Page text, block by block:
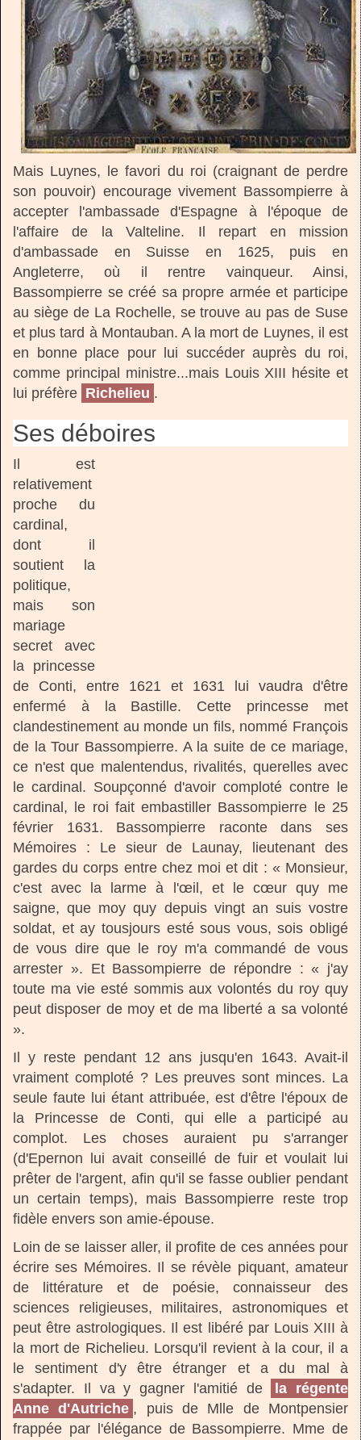
Mais Luynes, le favori du roi (craignant de perdre
son pouvoir) encourage vivement Bassompierre à
accepter l'ambassade d'Espagne à l'époque de
l'affaire de la Valteline. Il repart en mission
d'ambassade en Suisse en 1625, puis en
Angleterre, où il rentre vainqueur. Ainsi,
Bassompierre se créé sa propre armée et participe
au siège de La Rochelle, se trouve au pas de Suse
et plus tard à Montauban. A la mort de Luynes, il est
en bonne place pour lui succéder auprès du roi,
comme principal ministre...mais Louis XIII hésite et
lui préfère Richelieu .
Ses déboires
Il est
relativement
proche du
cardinal,
dont il
soutient la
politique,
mais son
mariage
secret avec
la princesse
de Conti, entre 1621 et 1631 lui vaudra d'être
enfermé à la Bastille. Cette princesse met
clandestinement au monde un fils, nommé François
de la Tour Bassompierre. A la suite de ce mariage,
ce n'est que malentendus, rivalités, querelles avec
le cardinal. Soupçonné d'avoir comploté contre le
cardinal, le roi fait embastiller Bassompierre le 25
février 1631. Bassompierre raconte dans ses
Mémoires : Le sieur de Launay, lieutenant des
gardes du corps entre chez moi et dit : « Monsieur,
c'est avec la larme à l'œil, et le cœur quy me
saigne, que moy quy depuis vingt an suis vostre
soldat, et ay tousjours esté sous vous, sois obligé
de vous dire que le roy m'a commandé de vous
arrester ». Et Bassompierre de répondre : « j'ay
toute ma vie esté sommis aux volontés du roy quy
peut disposer de moy et de ma liberté a sa volonté
».
Il y reste pendant 12 ans jusqu'en 1643. Avait-il
vraiment comploté ? Les preuves sont minces. La
seule faute lui étant attribuée, est d'être l'époux de
la Princesse de Conti, qui elle a participé au
complot. Les choses auraient pu s'arranger
(d'Epernon lui avait conseillé de fuir et voulait lui
prêter de l'argent, afin qu'il se fasse oublier pendant
un certain temps), mais Bassompierre reste trop
fidèle envers son amie-épouse.
Loin de se laisser aller, il profite de ces années pour
écrire ses Mémoires. Il se révèle piquant, amateur
de littérature et de poésie, connaisseur des
sciences religieuses, militaires, astronomiques et
peut être astrologiques. Il est libéré par Louis XIII à
la mort de Richelieu. Lorsqu'il revient à la cour, il a
le sentiment d'y être étranger et a du mal à
s'adapter. Il va y gagner l'amitié de
la régente
Anne d'Autriche , puis de Mlle de Montpensier
frappée par l'élégance de Bassompierre. Mme de